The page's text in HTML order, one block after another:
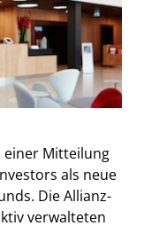
einer Mitteilung
als neue
Die Allianz-
verwalteten